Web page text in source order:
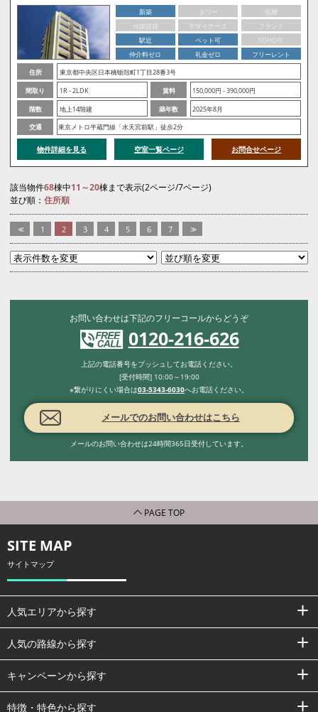
新築 タワー
低層
分譲賃貸
デザイナーズ
ブランド
駅近
ペット可
SOHO可
仲介料ゼロ
礼金ゼロ
フリーレント
住所
東京都中央区日本橋蛎殻町1丁目28番3号
間取り
1R - 2LDK 賃料
150,000円 - 390,000円
階数
地上14階建 築年数
2025年8月
交通
東京メトロ半蔵門線「水天宮前駅」徒歩2分
物件詳細を見る 空室一覧ページ お問合せページ
該当物件68棟中11～20棟まで表示(2ページ/7ページ)
並び順： 住所順
<< 1 2 3 4 5 6 7 >>
お問い合わせは下記のフリーコールからどうぞ
0120-216-626
上記の電話番号をプッシュしてお電話ください。
[受付時間] 10:00～19:00
※繋がりにくい場合は03-5343-6030へお電話ください。
メールでのお問い合わせはこちら
メールのお問い合わせは24時間365日受付しています。
PAGE TOP
SITE MAP
サイトマップ
人気エリアから探す
人気の路線から探す
キャンペーンから探す
特徴・特色から探す